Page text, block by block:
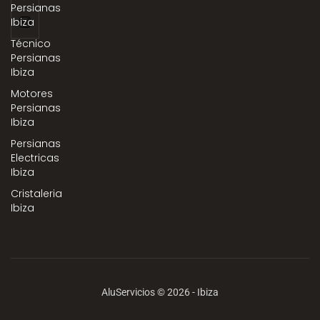
Persianas
Ibiza
Técnico
Persianas
Ibiza
Motores
Persianas
Ibiza
Persianas
Electricas
Ibiza
Cristaleria
Ibiza
AluServicios © 2026 - Ibiza